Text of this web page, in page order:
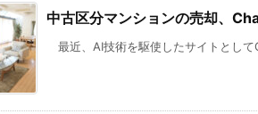
中古区分マンションの売却、
最近、AI技術を駆使したサイトとし